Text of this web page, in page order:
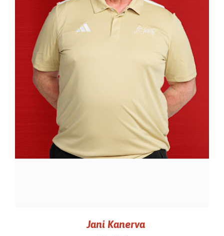
Jani Kanerva